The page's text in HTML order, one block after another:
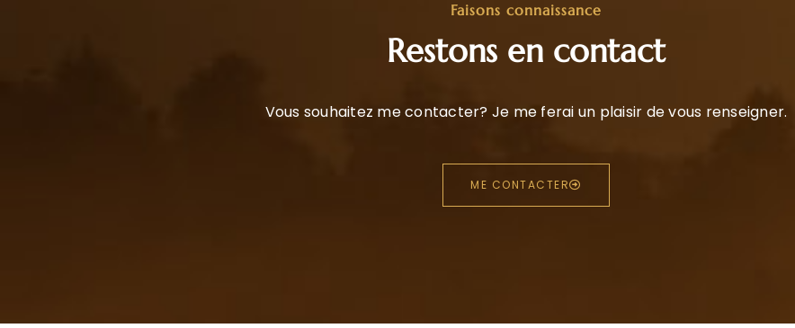
Faisons connaissance
Restons en contact
Vous souhaitez me contacter? Je me ferai un plaisir de vous renseigner.
ME CONTACTER